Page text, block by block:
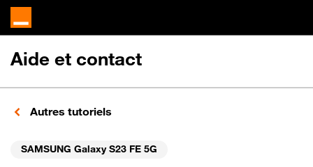
Aide et contact
Autres tutoriels
SAMSUNG Galaxy S23 FE 5G